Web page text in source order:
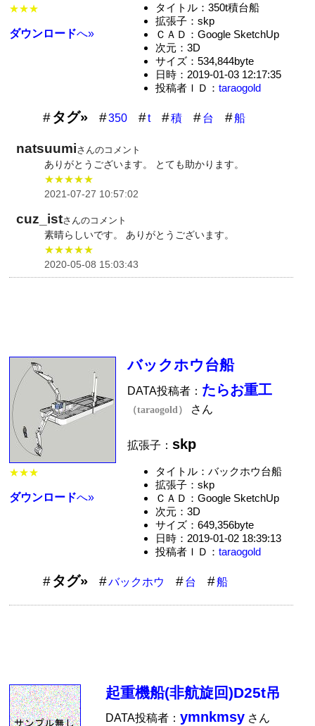
★★★
ダウンロードへ»
タイトル：350t積台船
拡張子：skp
ＣＡＤ：Google SketchUp
次元：3D
サイズ：534,844byte
日時：2019-01-03 12:17:35
投稿者ＩＤ： taraogold
タグ» 350 t 積 台 船
natsuumiさんのコメント
ありがとうございます。 とても助かります。
★★★★★
2021-07-27 10:57:02
cuz_istさんのコメント
素晴らしいです。 ありがとうございます。
★★★★★
2020-05-08 15:03:43
★★★
ダウンロードへ»
バックホウ台船
DATA投稿者： たらお重工
（taraogold） さん
拡張子：skp
タイトル：バックホウ台船
拡張子：skp
ＣＡＤ：Google SketchUp
次元：3D
サイズ：649,356byte
日時：2019-01-02 18:39:13
投稿者ＩＤ： taraogold
タグ» バックホウ 台 船
起重機船(非航旋回)D25t吊
DATA投稿者：ymnkmsy さん